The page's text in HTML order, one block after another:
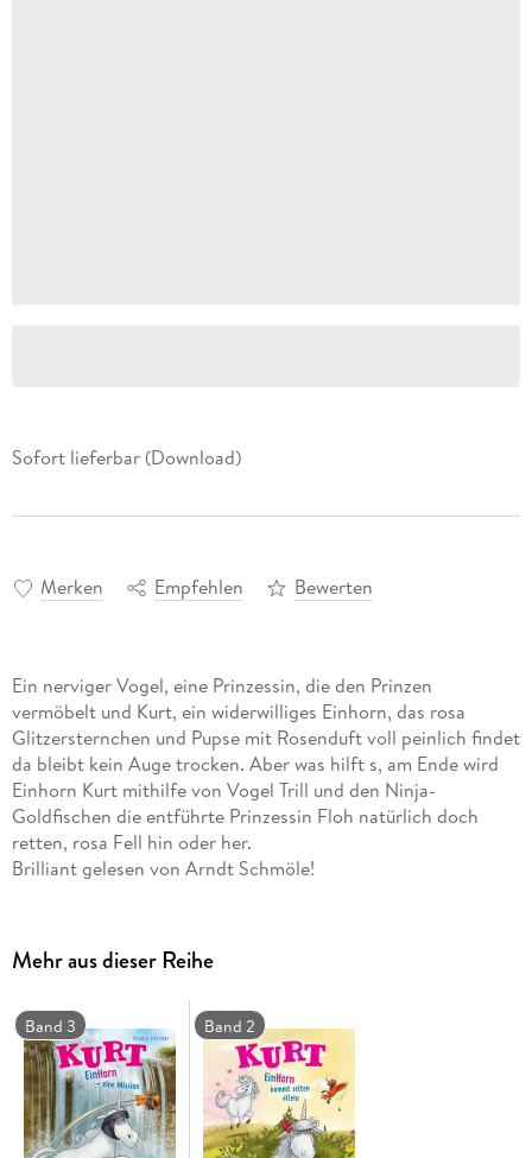
Sofort lieferbar (Download)
Merken Empfehlen Bewerten
Ein nerviger Vogel, eine Prinzessin, die den Prinzen
vermöbelt und Kurt, ein widerwilliges Einhorn, das rosa
Glitzersternchen und Pupse mit Rosenduft voll peinlich findet
da bleibt kein Auge trocken. Aber was hilft s, am Ende wird
Einhorn Kurt mithilfe von Vogel Trill und den Ninja-
Goldfischen die entführte Prinzessin Floh natürlich doch
retten, rosa Fell hin oder her.
Brilliant gelesen von Arndt Schmöle!
Mehr aus dieser Reihe
Band 3 Band 2